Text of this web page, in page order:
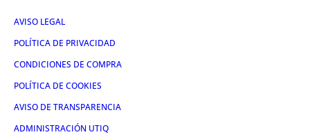
AVISO LEGAL
POLÍTICA DE PRIVACIDAD
CONDICIONES DE COMPRA
POLÍTICA DE COOKIES
AVISO DE TRANSPARENCIA
ADMINISTRACIÓN UTIQ